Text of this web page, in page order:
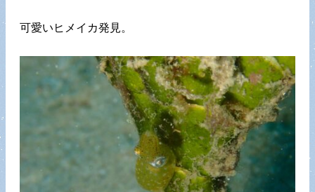
可愛いヒメイカ発見。